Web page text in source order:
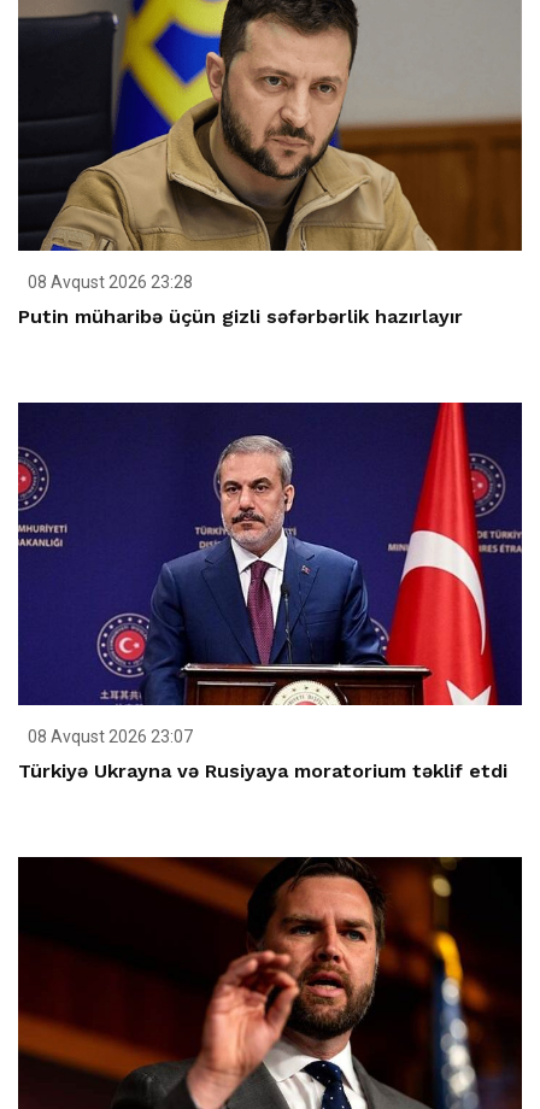
08 Avqust 2026 23:28
Putin müharibə üçün gizli səfərbərlik hazırlayır
08 Avqust 2026 23:07
Türkiyə Ukrayna və Rusiyaya moratorium təklif etdi